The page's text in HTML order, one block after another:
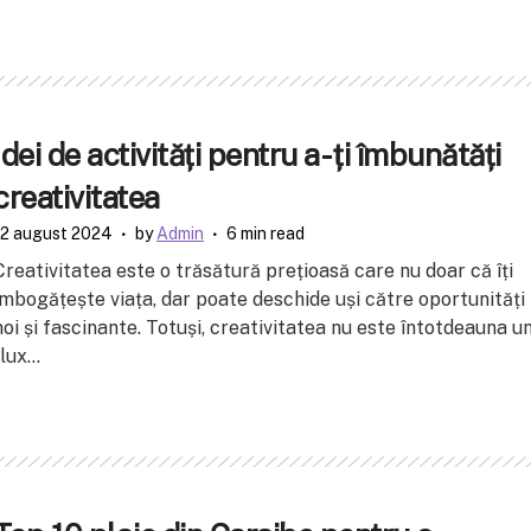
de activități pentru a-ți îmbunătăți
august 2024 byAdmin 6 min read
este o trăsătură prețioasă care nu doar că îți
viața, dar poate deschide uși către oportunități
și fascinante. Totuși, creativitatea nu este întotdeauna